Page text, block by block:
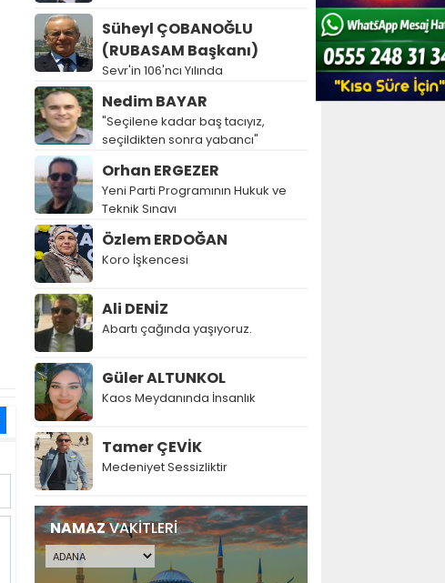
Süheyl ÇOBANOĞLU
(RUBASAM Başkanı)
Sevr'in 106'ncı Yılında
Nedim BAYAR
"Seçilene kadar baş tacıyız,
seçildikten sonra yabancı"
Orhan ERGEZER
Yeni Parti Programının Hukuk ve
Teknik Sınavı
Özlem ERDOĞAN
Koro İşkencesi
Ali DENİZ
Abartı çağında yaşıyoruz.
Güler ALTUNKOL
Kaos Meydanında İnsanlık
Tamer ÇEVİK
Medeniyet Sessizliktir
NAMAZVAKİTLERİ